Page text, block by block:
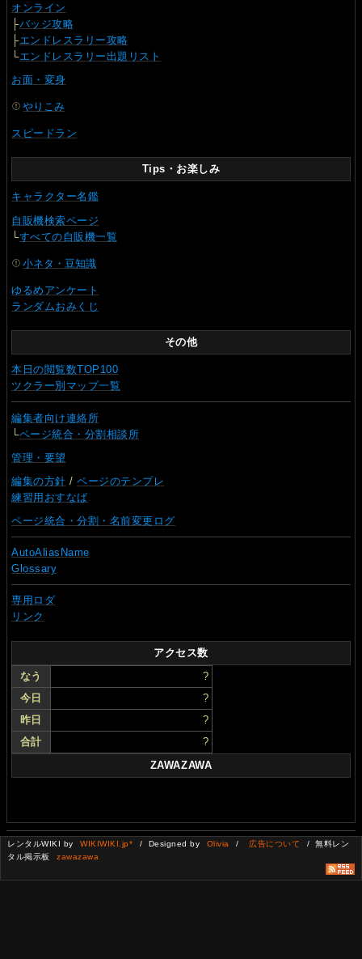
オンライン
├バッジ攻略
├エンドレスラリー攻略
└エンドレスラリー出題リスト
お面・変身
やりこみ
スピードラン
Tips・お楽しみ
キャラクター名鑑
自販機検索ページ
└すべての自販機一覧
小ネタ・豆知識
ゆるめアンケート
ランダムおみくじ
その他
本日の閲覧数TOP100
ツクラー別マップ一覧
編集者向け連絡所
└ページ統合・分割相談所
管理・要望
編集の方針 /ページのテンプレ
練習用おすなば
ページ統合・分割・名前変更ログ
AutoAliasName
Glossary
専用ロダ
リンク
アクセス数
なう
?
今日
?
昨日
?
合計
?
ZAWAZAWA
レンタルWIKI by WIKIWIKI.jp* / Designed by Olivia / 広告について
/ 無料レン
タル掲示板
zawazawa